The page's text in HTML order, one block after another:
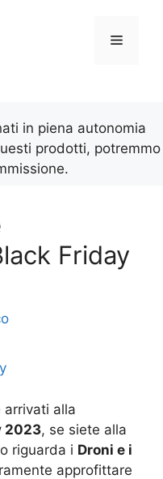
Menu
in piena autonomia
prodotti, potremmo
Friday
arrivati alla
2023, se siete alla
riguarda i Droni e i
approfittare